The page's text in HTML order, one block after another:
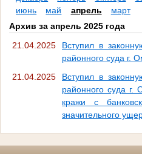
июнь
май апрель
март
Архив за апрель 2025 года
21.04.2025
Вступил в
районного суда г.
21.04.2025
Вступил в
районного суда г.
кражи с
значительного